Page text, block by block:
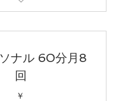
ナル 60分月8
回
￥